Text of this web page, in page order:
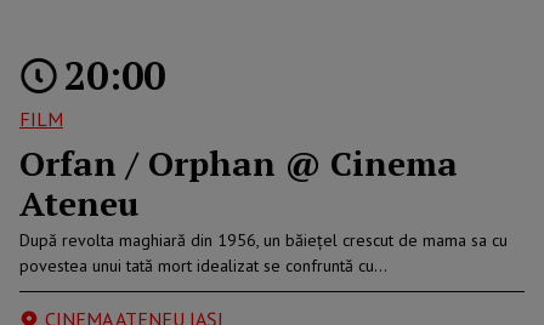
20:00
FILM
Orfan / Orphan @ Cinema
Ateneu
După revolta maghiară din 1956, un băiețel crescut de mama sa cu
povestea unui tată mort idealizat se confruntă cu…
CINEMA ATENEU IAȘI